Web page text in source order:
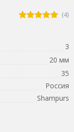
(4)
3
20 мм
35
Россия
Shampurs